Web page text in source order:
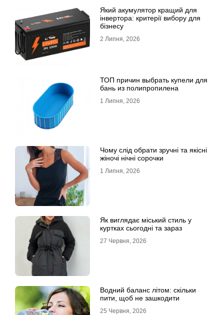
Який акумулятор кращий для
інвертора: критерії вибору для
бізнесу
2 Липня, 2026
ТОП причин выбрать купели для
бань из полипропилена
1 Липня, 2026
Чому слід обрати зручні та якісні
жіночі нічні сорочки
1 Липня, 2026
Як виглядає міський стиль у
куртках сьогодні та зараз
27 Червня, 2026
Водний баланс літом: скільки
пити, щоб не зашкодити
25 Червня, 2026